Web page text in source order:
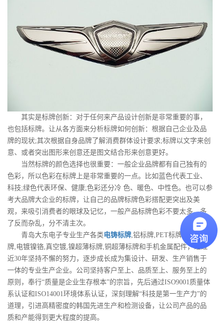
其实是标牌创新：对于任何来产品设计创新是非常重要的事，
也包括标牌。让从各方面来分析标牌如何创新：根据自己企业及品
牌的现状;其次根据自身品牌了解消费群体设计要求;标牌以文字来创
意、或者突出图形来创意还是图文结合形来创意更好。
当然标牌的颜色选择也很重要：一般企业品牌都有自己独有的
色彩，所以色彩在标牌上是非常重要的一点。比如蓝色代表工业、
科技;绿色代表环保、健康;色彩还分冷 色、暖色、中性色。也可以参
考大品牌大企业的标牌，让自己的品牌标牌色彩搭配更突出及美
观，来吸引消费者的眼球及记忆，一般产品标牌色彩不要太多，多
了反而杂乱，分不清主次。
青岛大东电子专业生产各类 电铸标牌 ,铝标牌,PET标牌,不锈钢标
牌,电镀镍铬,真空镀,镍超薄标牌,铜超薄标牌和手机金属配件，经过
近30年坚持不懈的努力，逐步成长成为集设计、研发、生产销售于
一体的专业生产企业。公司坚持客户至上、品质至上、服务至上的
原则，奉行“质量是企业生存根本”的宗旨，先后通过ISO9001质量体
系认证和ISO14001环境体系认证，深刻理解“科技是第一生产力”的
道理，引进高精密度的韩国先进生产和检测设备，让公司产品的品
质和产能得到更大程度的提高。